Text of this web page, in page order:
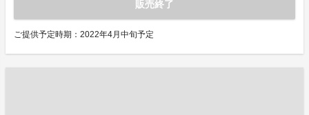
販売終了
ご提供予定時期：2022年4月中旬予定